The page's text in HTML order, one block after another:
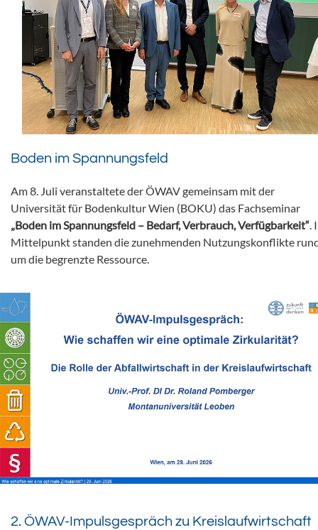
Boden im Spannungsfeld
Am 8. Juli veranstaltete der ÖWAV gemeinsam mit der
Universität für Bodenkultur Wien (BOKU) das Fachseminar
„Boden im Spannungsfeld – Bedarf, Verbrauch, Verfügbarkeit“ .
Mittelpunkt standen die zunehmenden Nutzungskonflikte
um die begrenzte Ressource.
2. ÖWAV-Impulsgespräch zu Kreislaufwirtschaft